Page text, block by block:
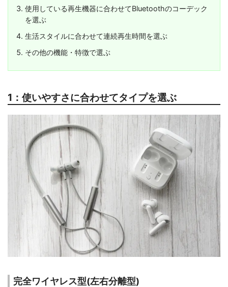
使用している再生機器に合わせてBluetoothのコーデック
を選ぶ
生活スタイルに合わせて連続再生時間を選ぶ
その他の機能・特徴で選ぶ
1：使いやすさに合わせてタイプを選ぶ
完全ワイヤレス型(左右分離型)